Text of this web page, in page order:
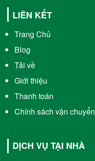
LIÊN KẾT
Trang Chủ
Blog
Tải về
Giới thiệu
Thanh toán
Chính sách vận chuyển
DỊCH VỤ TẠI NHÀ